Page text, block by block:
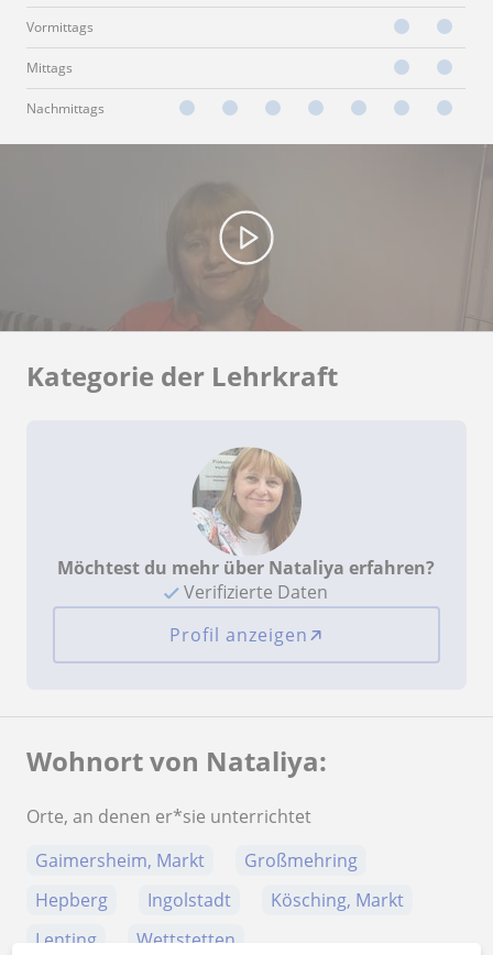
Vormittags
Mittags
Nachmittags
Kategorie der Lehrkraft
Möchtest du mehr über Nataliya erfahren?
Verifizierte Daten
Profil anzeigen
Wohnort von Nataliya:
Orte, an denen er*sie unterrichtet
Gaimersheim, Markt
Großmehring
Hepberg
Ingolstadt
Kösching, Markt
Lenting
Wettstetten